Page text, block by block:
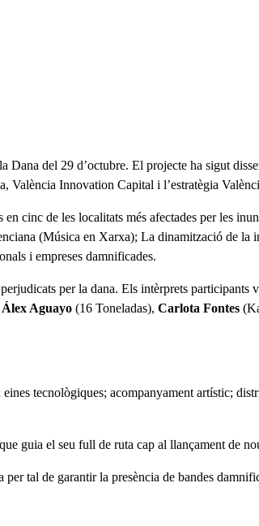
del 29 d’octubre. El projecte ha sigut
València Innovation Capital i l’estratègia
cinc de les localitats més afectades per les
(Música en Xarxa); La dinamització de
i empreses damnificades.
per la dana. Els intèrprets
Álex Aguayo (16 Toneladas), Carlota Fontes
tecnològiques; acompanyament artístic;
guia el seu full de ruta cap al llançament de
tal de garantir la presència de bandes